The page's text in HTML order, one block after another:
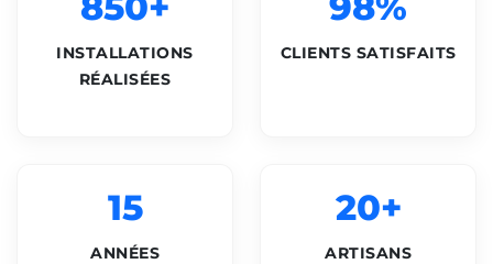
INSTALLATIONS
RÉALISÉES
CLIENTS SATISFAITS
15
ANNÉES
20+
ARTISANS